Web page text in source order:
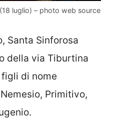
luglio) – photo web source
Santa Sinforosa
della via Tiburtina
di nome
Primitivo,